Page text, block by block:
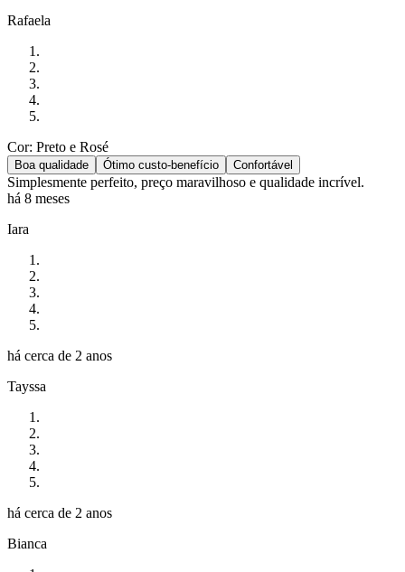
Rafaela
Cor: Preto e Rosé
Boa qualidade Ótimo custo-benefício Confortável
Simplesmente perfeito, preço maravilhoso e qualidade incrível.
há 8 meses
Iara
há cerca de 2 anos
Tayssa
há cerca de 2 anos
Bianca